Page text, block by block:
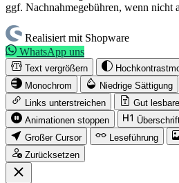
ggf. Nachnahmegebühren, wenn nicht
Realisiert mit Shopware
WhatsApp uns
Text vergrößern
Monochrom
Niedrige Sättigung
Links unterstreichen
Gut
Animationen stoppen
Großer Cursor
Leseführung
Zurücksetzen